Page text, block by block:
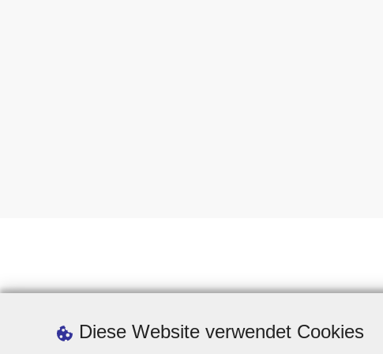
Diese Website verwendet Cookies